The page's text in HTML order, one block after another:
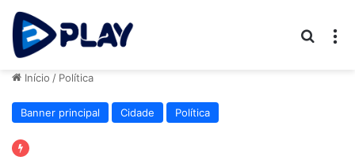
Início / Política
Banner principal Cidade Política